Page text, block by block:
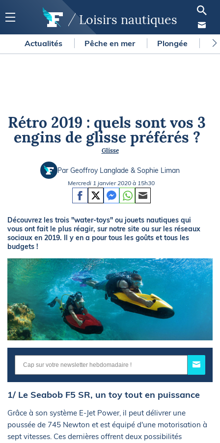
Loisirs nautiques
Actualités Pêche en mer Plongée
Rétro 2019 : quels sont vos 3
engins de glisse préférés ?
Glisse
Par Geoffroy Langlade & Sophie Liman
Mercredi 1 janvier 2020 à 15h30
Découvrez les trois "water-toys" ou jouets nautiques qui
vous ont fait le plus réagir, sur notre site ou sur les réseaux
sociaux en 2019. Il y en a pour tous les goûts et tous les
budgets !
1/ Le Seabob F5 SR, un toy tout en puissance
Grâce à son système E-Jet Power, il peut délivrer une
poussée de 745 Newton et est équipé d'une motorisation à
sept vitesses. Ces dernières offrent deux possibilités